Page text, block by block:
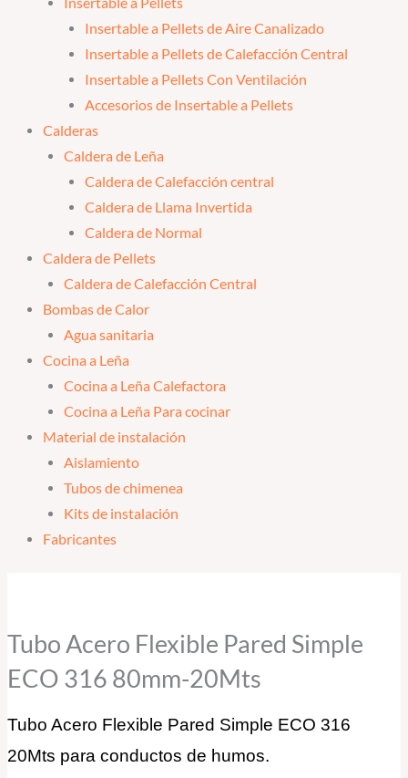
Insertable a Pellets de Aire Canalizado
Insertable a Pellets de Calefacción Central
Insertable a Pellets Con Ventilación
Accesorios de Insertable a Pellets
Calderas
Caldera de Leña
Caldera de Calefacción central
Caldera de Llama Invertida
Caldera de Normal
Caldera de Pellets
Caldera de Calefacción Central
Bombas de Calor
Agua sanitaria
Cocina a Leña
Cocina a Leña Calefactora
Cocina a Leña Para cocinar
Material de instalación
Aislamiento
Tubos de chimenea
Kits de instalación
Fabricantes
Tubo Acero Flexible Pared Simple
ECO 316 80mm-20Mts
Tubo Acero Flexible Pared Simple ECO 316
20Mts para conductos de humos.